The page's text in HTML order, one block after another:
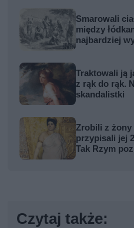
Smarowali
między
najbardziej
Traktowali ją
z rąk do rąk.
skandalistki
Zrobili z żony
przypisali jej
Tak Rzym
Czytaj także: